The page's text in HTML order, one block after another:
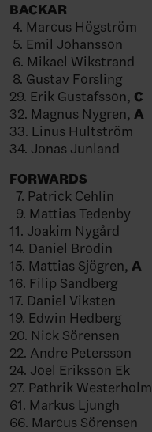
BACKAR
4. Marcus Högström
5. Emil Johansson
6. Mikael Wikstrand
8. Gustav Forsling
29. Erik Gustafsson, C
32. Magnus Nygren, A
33. Linus Hultström
34. Jonas Junland
FORWARDS
7. Patrick Cehlin
9. Mattias Tedenby
11. Joakim Nygård
14. Daniel Brodin
15. Mattias Sjögren, A
16. Filip Sandberg
17. Daniel Viksten
19. Edwin Hedberg
20. Nick Sörensen
22. Andre Petersson
24. Joel Eriksson Ek
27. Pathrik Westerholm
61. Markus Ljungh
66. Marcus Sörensen